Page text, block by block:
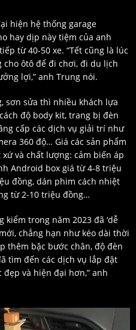
hiện hệ thống garage
hay dịp này tiệm của anh
từ 40-50 xe. “Tết cũng là lúc
ôtô để đi chơi, đi du lịch
lợi,” anh Trung nói.
sơn sửa thì nhiều khách lựa
độ body kit, trang bị đèn
cấp các dịch vụ giải trí như
360 độ… Giá các sản phẩm
và chất lượng: cảm biến áp
Android box giá từ 4-8 triệu
đồng, dán phim cách nhiệt
từ 2-10 triệu đồng…
kiểm trong năm 2023 đã ‘dễ
chẳng hạn như kéo dài thời
thêm bậc bước chân, độ đèn
tìm đến các dịch vụ lắp đặt
và hiện đại hơn,” anh